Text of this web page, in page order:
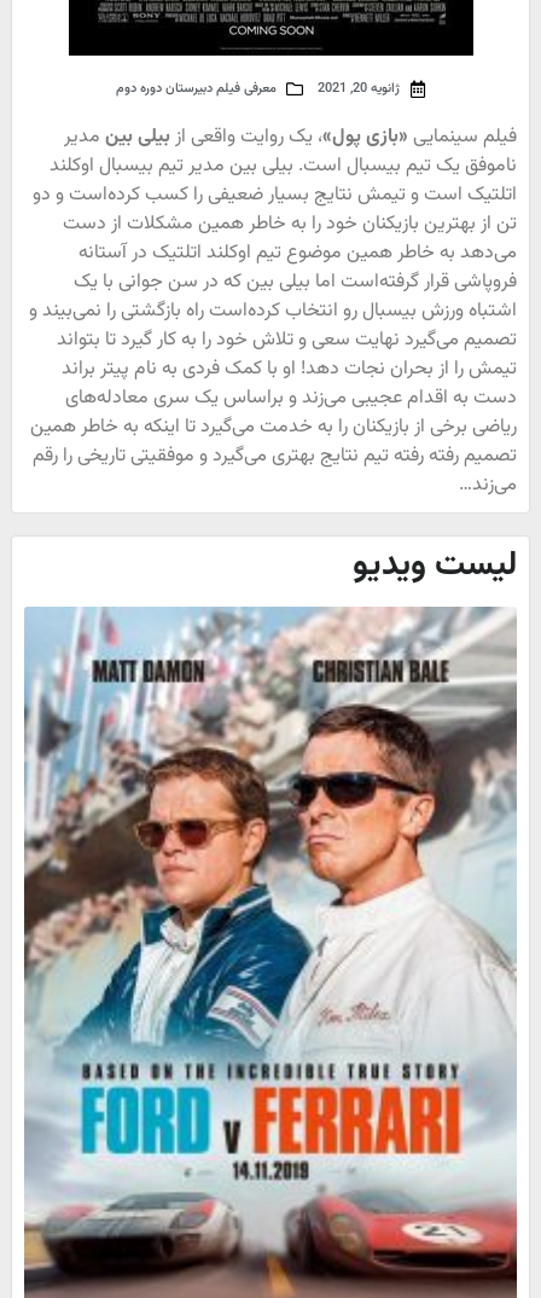
ژانویه 20, 2021 معرفی فیلم دبیرستان دوره دوم
فیلم سینمایی «بازی پول»، یک روایت واقعی از بیلی بین مدیر
ناموفق یک تیم بیسبال است. بیلی بین مدیر تیم بیسبال اوکلند
اتلتیک است و تیمش نتایج بسیار ضعیفی را کسب کرده‌است و دو
تن از بهترین بازیکنان خود را به خاطر همین مشکلات از دست
می‌دهد به خاطر همین موضوع تیم اوکلند اتلتیک در آستانه
فروپاشی قرار گرفته‌است اما بیلی بین که در سن جوانی با یک
اشتباه ورزش بیسبال رو انتخاب کرده‌است راه بازگشتی را نمی‌بیند و
تصمیم می‌گیرد نهایت سعی و تلاش خود را به کار گیرد تا بتواند
تیمش را از بحران نجات دهد! او با کمک فردی به نام پیتر براند
دست به اقدام عجیبی می‌زند و براساس یک سری معادله‌های
ریاضی برخی از بازیکنان را به خدمت می‌گیرد تا اینکه به خاطر همین
تصمیم رفته رفته تیم نتایج بهتری می‌گیرد و موفقیتی تاریخی را رقم
می‌زند…
لیست ویدیو